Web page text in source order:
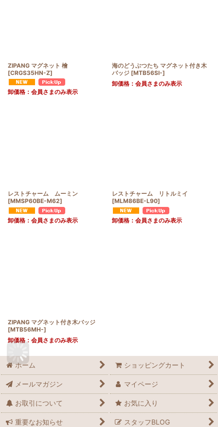
ZIPANG マグネット 檜
[CRGS35HN-Z]
卸価格：会員さまのみ表示
海のどうぶつたち マグネット付き木
バッジ [MTB56SI-]
卸価格：会員さまのみ表示
レストチャーム ムーミン
[MMSP60BE-M62]
卸価格：会員さまのみ表示
レストチャーム リトルミイ
[MLM86BE-L90]
卸価格：会員さまのみ表示
ZIPANG マグネット付き木バッジ
[MTB56MH-]
卸価格：会員さまのみ表示
ホーム ショッピングカート
メールマガジン マイページ
お取引について お気に入り
重要なお知らせ スタッフBLOG